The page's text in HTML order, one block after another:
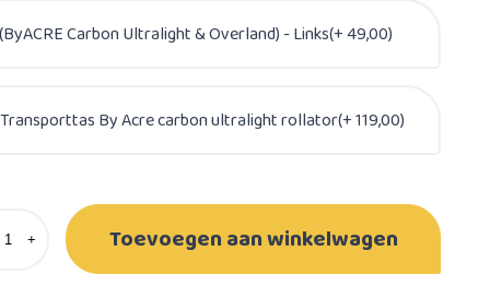
Carbon Ultralight & Overland) - Links(+ 49,00)
By Acre carbon ultralight rollator(+ 119,00)
+ Toevoegen aan winkelwagen